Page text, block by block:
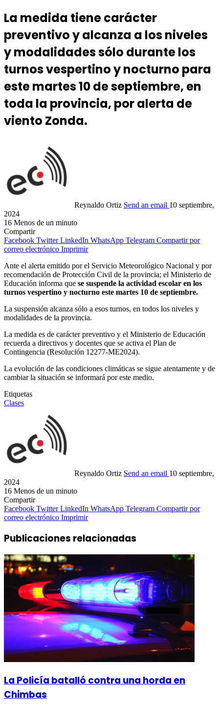
La medida tiene carácter
preventivo y alcanza a los niveles
y modalidades sólo durante los
turnos vespertino y nocturno para
este martes 10 de septiembre, en
toda la provincia, por alerta de
viento Zonda.
Reynaldo Ortiz Send an email 10 septiembre,
2024
16 Menos de un minuto
Compartir
Facebook Twitter LinkedIn WhatsApp Telegram Compartir por
correo electrónico Imprimir
Ante el alerta emitido por el Servicio Meteorológico Nacional y por
recomendación de Protección Civil de la provincia; el Ministerio de
Educación informa que se suspende la actividad escolar en los
turnos vespertino y nocturno este martes 10 de septiembre.
La suspensión alcanza sólo a esos turnos, en todos los niveles y
modalidades de la provincia.
La medida es de carácter preventivo y el Ministerio de Educación
recuerda a directivos y docentes que se activa el Plan de
Contingencia (Resolución 12277-ME2024).
La evolución de las condiciones climáticas se sigue atentamente y de
cambiar la situación se informará por este medio.
Etiquetas
Clases
Reynaldo Ortiz Send an email 10 septiembre,
2024
16 Menos de un minuto
Compartir
Facebook Twitter LinkedIn WhatsApp Telegram Compartir por
correo electrónico Imprimir
Publicaciones relacionadas
La Policía batalló contra una horda en
Chimbas